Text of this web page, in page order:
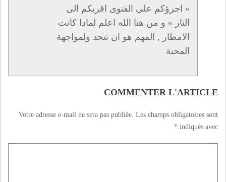
« اجرؤكم على الفتوى اقربكم الى
النار » و من هنا الله اعلم لمادا كانت
الامطار , المهم هو ان نتحد ولمواجهة
المحنة
COMMENTER L'ARTICLE
Votre adresse e-mail ne sera pas publiée. Les champs obligatoires sont
indiqués avec
*